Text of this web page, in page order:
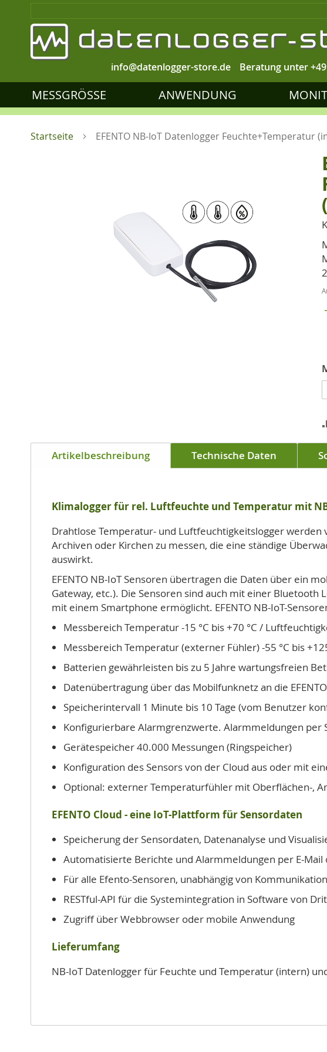
Beratung unter
info@datenlogger-store.de
MESSGRÖSSE ANWENDUNG
Startseite EFENTO NB-IoT Datenlogger Feuchte+Temperatur
Artikelbeschreibung Technische Daten
Klimalogger für rel. Luftfeuchte und Temperatur mit
Drahtlose Temperatur- und Luftfeuchtigkeitslogger
Archiven oder Kirchen zu messen, die eine ständige
auswirkt.
EFENTO NB-IoT Sensoren übertragen die Daten über ein
Gateway, etc.). Die Sensoren sind auch mit einer Bluetooth
mit einem Smartphone ermöglicht. EFENTO NB-IoT-
Messbereich Temperatur -15 °C bis +70 °C /
Messbereich Temperatur (externer Fühler) -55 °C bis
Batterien gewährleisten bis zu 5 Jahre wartungsfreien
Datenübertragung über das Mobilfunknetz an die
Speicherintervall 1 Minute bis 10 Tage (vom Benutzer
Konfigurierbare Alarmgrenzwerte. Alarmmeldungen per
Gerätespeicher 40.000 Messungen (Ringspeicher)
Konfiguration des Sensors von der Cloud aus oder mit
Optional: externer Temperaturfühler mit Oberflächen-,
EFENTO Cloud - eine IoT-Plattform für Sensordaten
Speicherung der Sensordaten, Datenanalyse und
Automatisierte Berichte und Alarmmeldungen per E-Mail
Für alle Efento-Sensoren, unabhängig von
RESTful-API für die Systemintegration in Software von
Zugriff über Webbrowser oder mobile Anwendung
Lieferumfang
NB-IoT Datenlogger für Feuchte und Temperatur (intern)